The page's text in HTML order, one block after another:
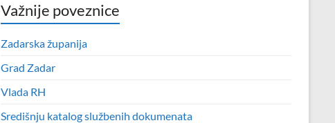
Važnije poveznice
Zadarska županija
Grad Zadar
Vlada RH
Središnju katalog službenih dokumenata